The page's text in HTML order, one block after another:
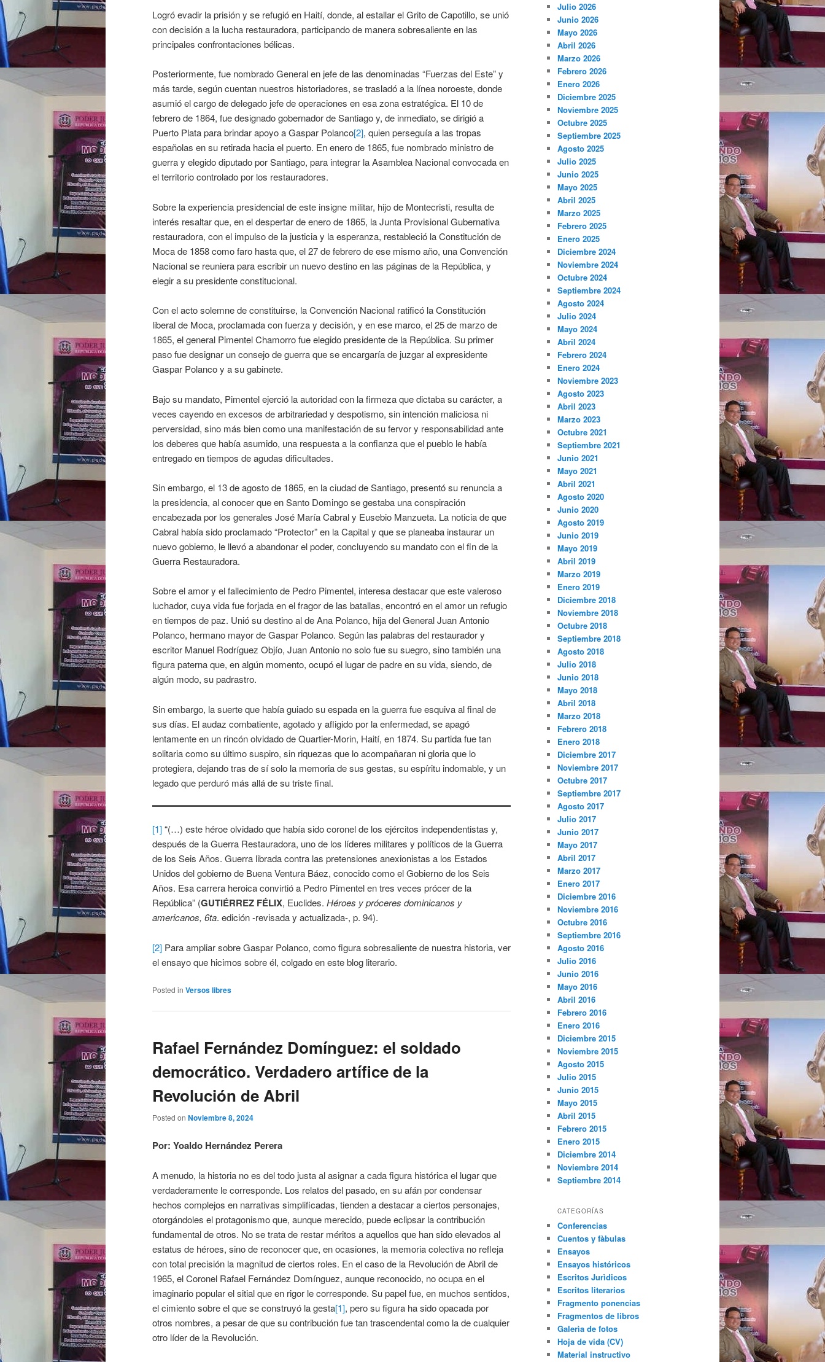
Logró evadir la prisión y se refugió en Haití, donde, al estallar el Grito de Capotillo, se unió
con decisión a la lucha restauradora, participando de manera sobresaliente en las
principales confrontaciones bélicas.
Posteriormente, fue nombrado General en jefe de las denominadas “Fuerzas del Este” y
más tarde, según cuentan nuestros historiadores, se trasladó a la línea noroeste, donde
asumió el cargo de delegado jefe de operaciones en esa zona estratégica. El 10 de
febrero de 1864, fue designado gobernador de Santiago y, de inmediato, se dirigió a
Puerto Plata para brindar apoyo a Gaspar Polanco[2], quien perseguía a las tropas
españolas en su retirada hacia el puerto. En enero de 1865, fue nombrado ministro de
guerra y elegido diputado por Santiago, para integrar la Asamblea Nacional convocada en
el territorio controlado por los restauradores.
Sobre la experiencia presidencial de este insigne militar, hijo de Montecristi, resulta de
interés resaltar que, en el despertar de enero de 1865, la Junta Provisional Gubernativa
restauradora, con el impulso de la justicia y la esperanza, restableció la Constitución de
Moca de 1858 como faro hasta que, el 27 de febrero de ese mismo año, una Convención
Nacional se reuniera para escribir un nuevo destino en las páginas de la República, y
elegir a su presidente constitucional.
Con el acto solemne de constituirse, la Convención Nacional ratificó la Constitución
liberal de Moca, proclamada con fuerza y decisión, y en ese marco, el 25 de marzo de
1865, el general Pimentel Chamorro fue elegido presidente de la República. Su primer
paso fue designar un consejo de guerra que se encargaría de juzgar al expresidente
Gaspar Polanco y a su gabinete.
Bajo su mandato, Pimentel ejerció la autoridad con la firmeza que dictaba su carácter, a
veces cayendo en excesos de arbitrariedad y despotismo, sin intención maliciosa ni
perversidad, sino más bien como una manifestación de su fervor y responsabilidad ante
los deberes que había asumido, una respuesta a la confianza que el pueblo le había
entregado en tiempos de agudas dificultades.
Sin embargo, el 13 de agosto de 1865, en la ciudad de Santiago, presentó su renuncia a
la presidencia, al conocer que en Santo Domingo se gestaba una conspiración
encabezada por los generales José María Cabral y Eusebio Manzueta. La noticia de que
Cabral había sido proclamado “Protector” en la Capital y que se planeaba instaurar un
nuevo gobierno, le llevó a abandonar el poder, concluyendo su mandato con el fin de la
Guerra Restauradora.
Sobre el amor y el fallecimiento de Pedro Pimentel, interesa destacar que este valeroso
luchador, cuya vida fue forjada en el fragor de las batallas, encontró en el amor un refugio
en tiempos de paz. Unió su destino al de Ana Polanco, hija del General Juan Antonio
Polanco, hermano mayor de Gaspar Polanco. Según las palabras del restaurador y
escritor Manuel Rodríguez Objío, Juan Antonio no solo fue su suegro, sino también una
figura paterna que, en algún momento, ocupó el lugar de padre en su vida, siendo, de
algún modo, su padrastro.
Sin embargo, la suerte que había guiado su espada en la guerra fue esquiva al final de
sus días. El audaz combatiente, agotado y afligido por la enfermedad, se apagó
lentamente en un rincón olvidado de Quartier-Morin, Haití, en 1874. Su partida fue tan
solitaria como su último suspiro, sin riquezas que lo acompañaran ni gloria que lo
protegiera, dejando tras de sí solo la memoria de sus gestas, su espíritu indomable, y un
legado que perduró más allá de su triste final.
[1]“(…) este héroe olvidado que había sido coronel de los ejércitos independentistas y,
después de la Guerra Restauradora, uno de los líderes militares y políticos de la Guerra
de los Seis Años. Guerra librada contra las pretensiones anexionistas a los Estados
Unidos del gobierno de Buena Ventura Báez, conocido como el Gobierno de los Seis
Años. Esa carrera heroica convirtió a Pedro Pimentel en tres veces prócer de la
República” (GUTIÉRREZ FÉLIX, Euclides. Héroes y próceres dominicanos y
americanos, 6ta. edición -revisada y actualizada-, p. 94).
[2] Para ampliar sobre Gaspar Polanco, como figura sobresaliente de nuestra historia, ver
el ensayo que hicimos sobre él, colgado en este blog literario.
Posted in Versos libres
Rafael Fernández Domínguez: el soldado
democrático. Verdadero artífice de la
Revolución de Abril
Posted on Noviembre 8, 2024
Por: Yoaldo Hernández Perera
A menudo, la historia no es del todo justa al asignar a cada figura histórica el lugar que
verdaderamente le corresponde. Los relatos del pasado, en su afán por condensar
hechos complejos en narrativas simplificadas, tienden a destacar a ciertos personajes,
otorgándoles el protagonismo que, aunque merecido, puede eclipsar la contribución
fundamental de otros. No se trata de restar méritos a aquellos que han sido elevados al
estatus de héroes, sino de reconocer que, en ocasiones, la memoria colectiva no refleja
con total precisión la magnitud de ciertos roles. En el caso de la Revolución de Abril de
1965, el Coronel Rafael Fernández Domínguez, aunque reconocido, no ocupa en el
imaginario popular el sitial que en rigor le corresponde. Su papel fue, en muchos sentidos,
el cimiento sobre el que se construyó la gesta[1], pero su figura ha sido opacada por
otros nombres, a pesar de que su contribución fue tan trascendental como la de cualquier
otro líder de la Revolución.
Julio 2026
Junio 2026
Mayo 2026
Abril 2026
Marzo 2026
Febrero 2026
Enero 2026
Diciembre 2025
Noviembre 2025
Octubre 2025
Septiembre 2025
Agosto 2025
Julio 2025
Junio 2025
Mayo 2025
Abril 2025
Marzo 2025
Febrero 2025
Enero 2025
Diciembre 2024
Noviembre 2024
Octubre 2024
Septiembre 2024
Agosto 2024
Julio 2024
Mayo 2024
Abril 2024
Febrero 2024
Enero 2024
Noviembre 2023
Agosto 2023
Abril 2023
Marzo 2023
Octubre 2021
Septiembre 2021
Junio 2021
Mayo 2021
Abril 2021
Agosto 2020
Junio 2020
Agosto 2019
Junio 2019
Mayo 2019
Abril 2019
Marzo 2019
Enero 2019
Diciembre 2018
Noviembre 2018
Octubre 2018
Septiembre 2018
Agosto 2018
Julio 2018
Junio 2018
Mayo 2018
Abril 2018
Marzo 2018
Febrero 2018
Enero 2018
Diciembre 2017
Noviembre 2017
Octubre 2017
Septiembre 2017
Agosto 2017
Julio 2017
Junio 2017
Mayo 2017
Abril 2017
Marzo 2017
Enero 2017
Diciembre 2016
Noviembre 2016
Octubre 2016
Septiembre 2016
Agosto 2016
Julio 2016
Junio 2016
Mayo 2016
Abril 2016
Febrero 2016
Enero 2016
Diciembre 2015
Noviembre 2015
Agosto 2015
Julio 2015
Junio 2015
Mayo 2015
Abril 2015
Febrero 2015
Enero 2015
Diciembre 2014
Noviembre 2014
Septiembre 2014
CATEGORÍAS
Conferencias
Cuentos y fàbulas
Ensayos
Ensayos históricos
Escritos Jurìdicos
Escritos literarios
Fragmento ponencias
Fragmentos de libros
Galerìa de fotos
Hoja de vida (CV)
Material instructivo